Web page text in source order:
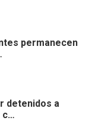
permanecen
detenidos a
c…